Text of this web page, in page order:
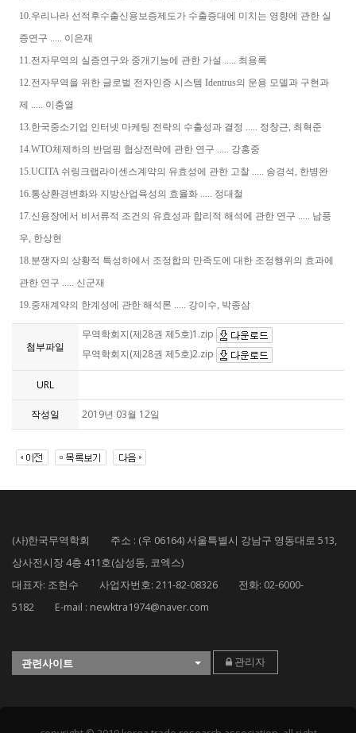
10.우리나라 선적후수출신용보증제도가 수출증대에 미치는 영향에 관한 실
증연구 ..... 이은재
11.전자무역의 실증연구와 중개기능에 관한 가설 ..... 최용록
12.전자무역을 위한 글로벌 전자인증 시스템 Identrus의 운용 모델과 구현과
제 ..... 이충열
13.한국중소기업 인터넷 마케팅 전략의 수출성과 결정 ..... 정창근, 최혁준
14.WTO체제하의 반덤핑 협상전략에 관한 연구 ..... 강홍중
15.UCITA 쉬링크랩라이센스계약의 유효성에 관한 고찰 ..... 송경석, 한병완
16.통상환경변화와 지방산업육성의 효율화 ..... 정대철
17.신용장에서 비서류적 조건의 유효성과 합리적 해석에 관한 연구 ..... 남풍
우, 한상현
18.분쟁자의 상황적 특성하에서 조정합의 만족도에 대한 조정행위의 효과에
관한 연구 ..... 신군재
19.중재계약의 한계성에 관한 해석론 ..... 강이수, 박종삼
첨부파일
무역학회지(제28권 제5호)1.zip
무역학회지(제28권 제5호)2.zip
URL
작성일 2019년 03월 12일
(사)한국무역학회 주소 : (우 06164) 서울특별시 강남구 영동대로 513,
상사전시장 4층 411호(삼성동, 코엑스)
대표자: 조현수 사업자번호: 211-82-08326 전화: 02-6000-
5182 E-mail : newktra1974@naver.com
관련사이트 관리자